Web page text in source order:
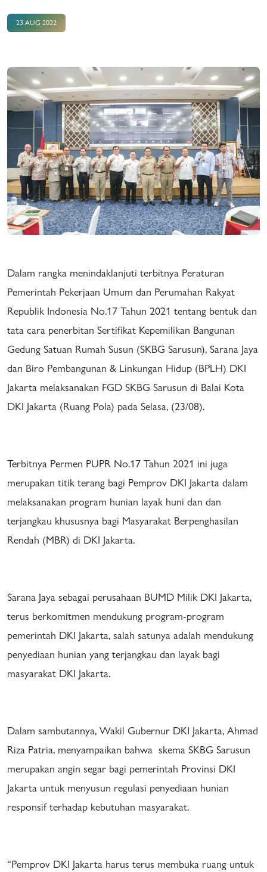
23 AUG 2022
Dalam rangka menindaklanjuti terbitnya Peraturan
Pemerintah Pekerjaan Umum dan Perumahan Rakyat
Republik Indonesia No.17 Tahun 2021 tentang bentuk dan
tata cara penerbitan Sertifikat Kepemilikan Bangunan
Gedung Satuan Rumah Susun (SKBG Sarusun), Sarana Jaya
dan Biro Pembangunan & Linkungan Hidup (BPLH) DKI
Jakarta melaksanakan FGD SKBG Sarusun di Balai Kota
DKI Jakarta (Ruang Pola) pada Selasa, (23/08).
Terbitnya Permen PUPR No.17 Tahun 2021 ini juga
merupakan titik terang bagi Pemprov DKI Jakarta dalam
melaksanakan program hunian layak huni dan dan
terjangkau khususnya bagi Masyarakat Berpenghasilan
Rendah (MBR) di DKI Jakarta.
Sarana Jaya sebagai perusahaan BUMD Milik DKI Jakarta,
terus berkomitmen mendukung program-program
pemerintah DKI Jakarta, salah satunya adalah mendukung
penyediaan hunian yang terjangkau dan layak bagi
masyarakat DKI Jakarta.
Dalam sambutannya, Wakil Gubernur DKI Jakarta, Ahmad
Riza Patria, menyampaikan bahwa skema SKBG Sarusun
merupakan angin segar bagi pemerintah Provinsi DKI
Jakarta untuk menyusun regulasi penyediaan hunian
responsif terhadap kebutuhan masyarakat.
“Pemprov DKI Jakarta harus terus membuka ruang untuk